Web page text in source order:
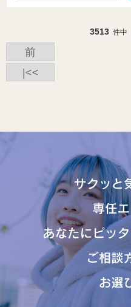
3513 件中
|<<
前